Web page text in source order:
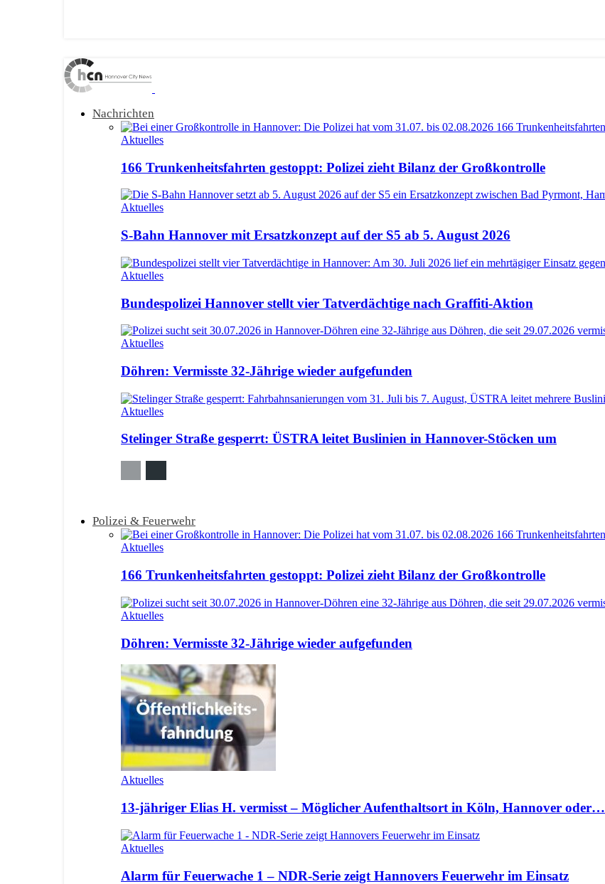
Nachrichten
Aktuelles
166 Trunkenheitsfahrten gestoppt: Polizei zieht Bilanz der Großkontrolle
Aktuelles
S-Bahn Hannover mit Ersatzkonzept auf der S5 ab 5. August 2026
Aktuelles
Bundespolizei Hannover stellt vier Tatverdächtige nach Graffiti-Aktion
Aktuelles
Döhren: Vermisste 32-Jährige wieder aufgefunden
Aktuelles
Stelinger Straße gesperrt: ÜSTRA leitet Buslinien in Hannover-Stöcken um
Polizei & Feuerwehr
Aktuelles
166 Trunkenheitsfahrten gestoppt: Polizei zieht Bilanz der Großkontrolle
Aktuelles
Döhren: Vermisste 32-Jährige wieder aufgefunden
Aktuelles
13-jähriger Elias H. vermisst – Möglicher Aufenthaltsort in Köln, Hannover oder…
Aktuelles
Alarm für Feuerwache 1 – NDR-Serie zeigt Hannovers Feuerwehr im Einsatz